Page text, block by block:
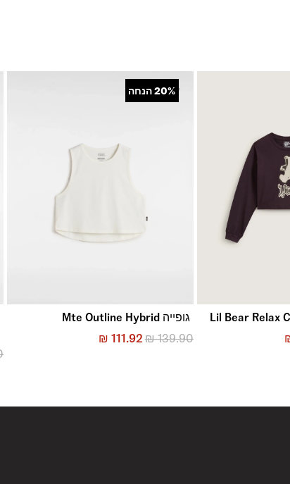
+
20%הנחה
גופייה Mte Outline Hybrid
₪139.90
₪ 111.92